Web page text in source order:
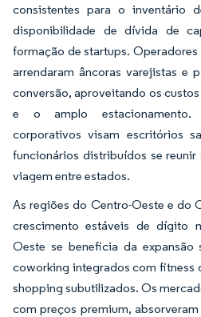
consistentes para o inventário
disponibilidade de dívida de
formação de startups.
arrendaram âncoras varejistas e
conversão, aproveitando os
e o amplo estacionamento.
corporativos visam escritórios
funcionários distribuídos se
viagem entre estados.
As regiões do Centro-Oeste e do
crescimento estáveis de dígito
Oeste se beneficia da expansão
coworking integrados com fitness
shopping subutilizados. Os
com preços premium,